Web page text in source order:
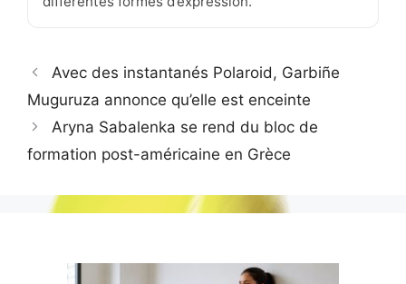
Avec des instantanés Polaroid, Garbiñe
Muguruza annonce qu’elle est enceinte
Aryna Sabalenka se rend du bloc de
formation post-américaine en Grèce